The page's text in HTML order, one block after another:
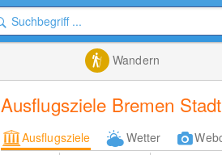
Wandern
Ausflugsziele Bremen Stadt
Ausflugsziele Wetter